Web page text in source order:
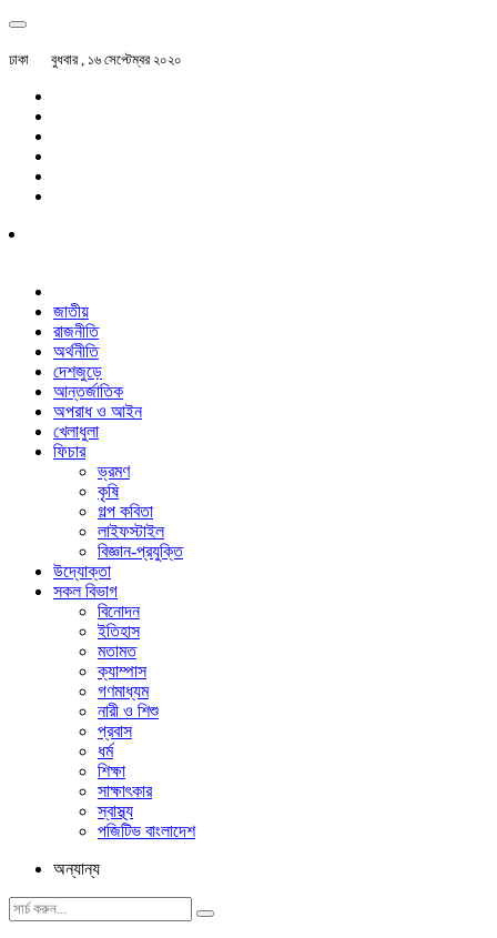
ঢাকা বুধবার , ১৬ সেপ্টেম্বর ২০২০
জাতীয়
রাজনীতি
অর্থনীতি
দেশজুড়ে
আন্তর্জাতিক
অপরাধ ও আইন
খেলাধুলা
ফিচার
ভ্রমণ
কৃষি
গল্প ক‌বিতা
লাইফস্টাইল
বিজ্ঞান-প্রযুক্তি
উদ্যোক্তা
সকল বিভাগ
বিনোদন
ইতিহাস
মতামত
ক্যাম্পাস
গণমাধ্যম
নারী ও শিশু
প্রবাস
ধর্ম
শিক্ষা
সাক্ষাৎকার
স্বাস্থ্য
পজিটিভ বাংলাদেশ
অন্যান্য